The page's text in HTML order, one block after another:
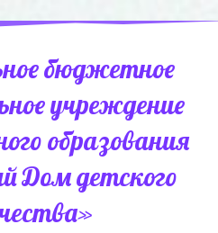
бюджетное
учреждение
образования
Дом детского